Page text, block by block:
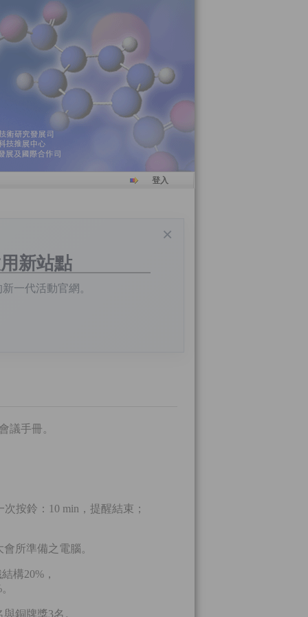
，敬請留意!登入
×
新站點
一代活動官網。
議手冊。
按鈴：10 min，提醒結束；
所準備之電腦。
構20%，
銅牌獎3名。